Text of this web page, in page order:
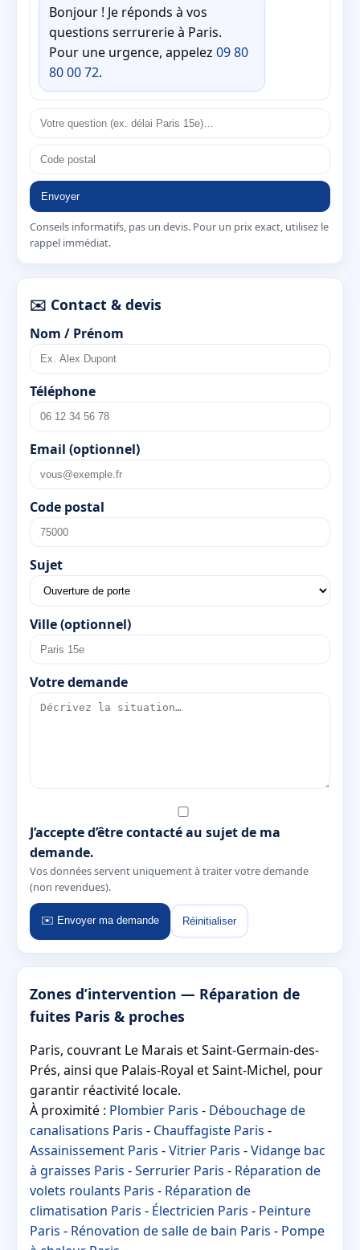
Bonjour ! Je réponds à vos
questions serrurerie à Paris.
Pour une urgence, appelez 09 80
80 00 72.
Envoyer
Conseils informatifs, pas un devis. Pour un prix exact, utilisez le
rappel immédiat.
✉️ Contact & devis
Nom / Prénom
Téléphone
Email (optionnel)
Code postal
Sujet
Ville (optionnel)
Votre demande
J’accepte d’être contacté au sujet de ma
demande.
Vos données servent uniquement à traiter votre demande
(non revendues).
✉️ Envoyer ma demande Réinitialiser
Zones d’intervention — Réparation de
fuites Paris & proches
Paris, couvrant Le Marais et Saint-Germain-des-
Prés, ainsi que Palais-Royal et Saint-Michel, pour
garantir réactivité locale.
À proximité : Plombier Paris - Débouchage de
canalisations Paris - Chauffagiste Paris -
Assainissement Paris -Vitrier Paris -Vidange bac
à graisses Paris -Serrurier Paris - Réparation de
volets roulants Paris - Réparation de
climatisation Paris - Électricien Paris - Peinture
Paris - Rénovation de salle de bain Paris - Pompe